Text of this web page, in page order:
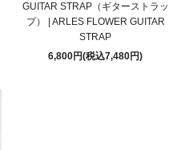
GUITAR STRAP（ギターストラッ
プ） | ARLES FLOWER GUITAR
STRAP
6,800円(税込7,480円)